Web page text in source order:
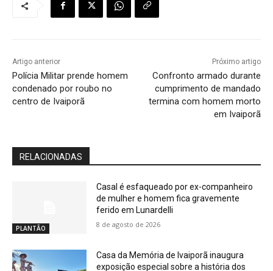
Artigo anterior
Polícia Militar prende homem
condenado por roubo no
centro de Ivaiporã
Próximo artigo
Confronto armado durante
cumprimento de mandado
termina com homem morto
em Ivaiporã
RELACIONADAS
PLANTÃO
Casal é esfaqueado por ex-companheiro
de mulher e homem fica gravemente
ferido em Lunardelli
8 de agosto de 2026
Casa da Memória de Ivaiporã inaugura
exposição especial sobre a história dos